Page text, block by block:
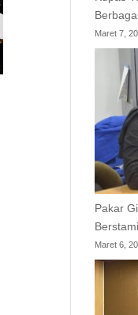
Maret 7,
Pakar
Maret 6,